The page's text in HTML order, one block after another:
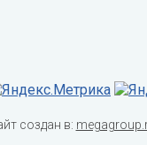
создан в: